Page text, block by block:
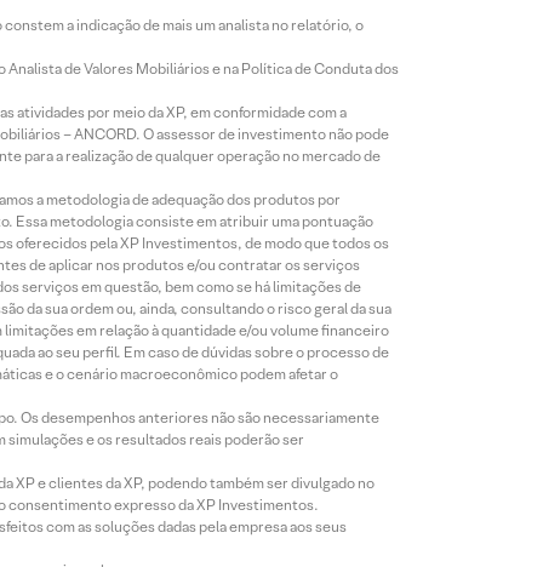
a indicação de mais um analista no relatório, o
de Valores Mobiliários e na Política de Conduta dos
atividades por meio da XP, em conformidade com a
– ANCORD. O assessor de investimento não pode
para a realização de qualquer operação no mercado de
a metodologia de adequação dos produtos por
Essa metodologia consiste em atribuir uma pontuação
oferecidos pela XP Investimentos, de modo que todos os
de aplicar nos produtos e/ou contratar os serviços
serviços em questão, bem como se há limitações de
da sua ordem ou, ainda, consultando o risco geral da sua
em relação à quantidade e/ou volume financeiro
ao seu perfil. Em caso de dúvidas sobre o processo de
e o cenário macroeconômico podem afetar o
Os desempenhos anteriores não são necessariamente
e os resultados reais poderão ser
e clientes da XP, podendo também ser divulgado no
consentimento expresso da XP Investimentos.
com as soluções dadas pela empresa aos seus